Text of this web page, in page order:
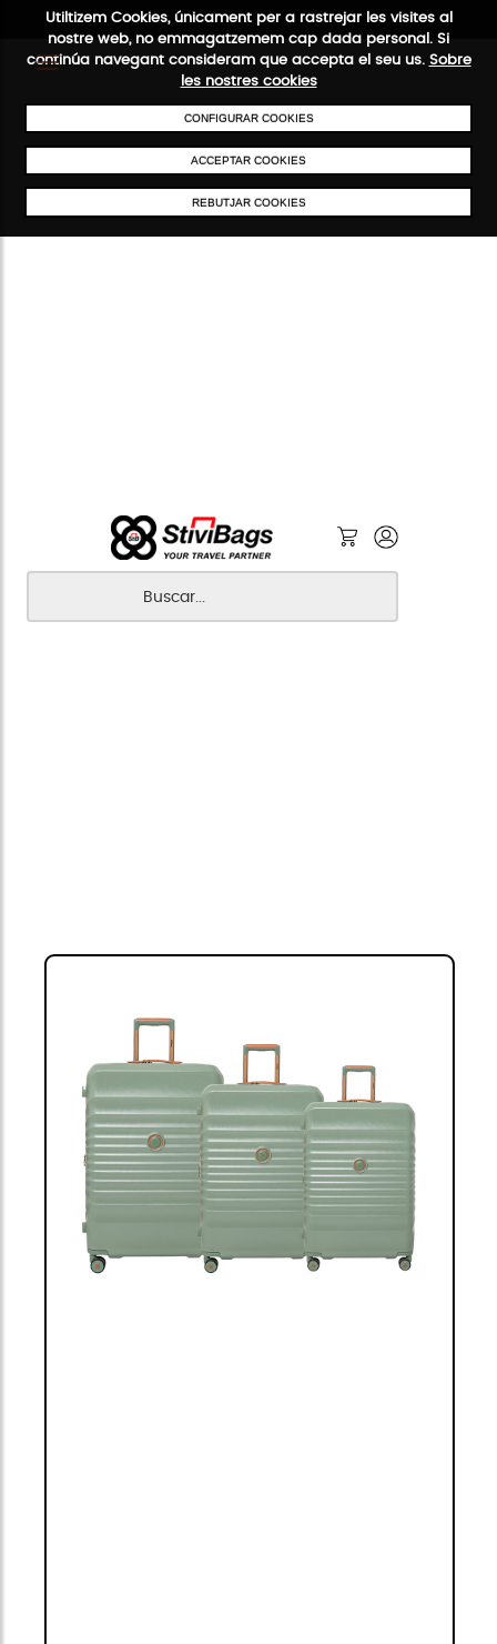
Utiltizem Cookies, únicament per a rastrejar les visites al
nostre web, no emmagatzemem cap dada personal. Si
continúa navegant consideram que accepta el seu us. Sobre
les nostres cookies
CONFIGURAR COOKIES
ACCEPTAR COOKIES
REBUTJAR COOKIES
ENVIAMENTS GRATUÏTS A PARTIR DE 50 €